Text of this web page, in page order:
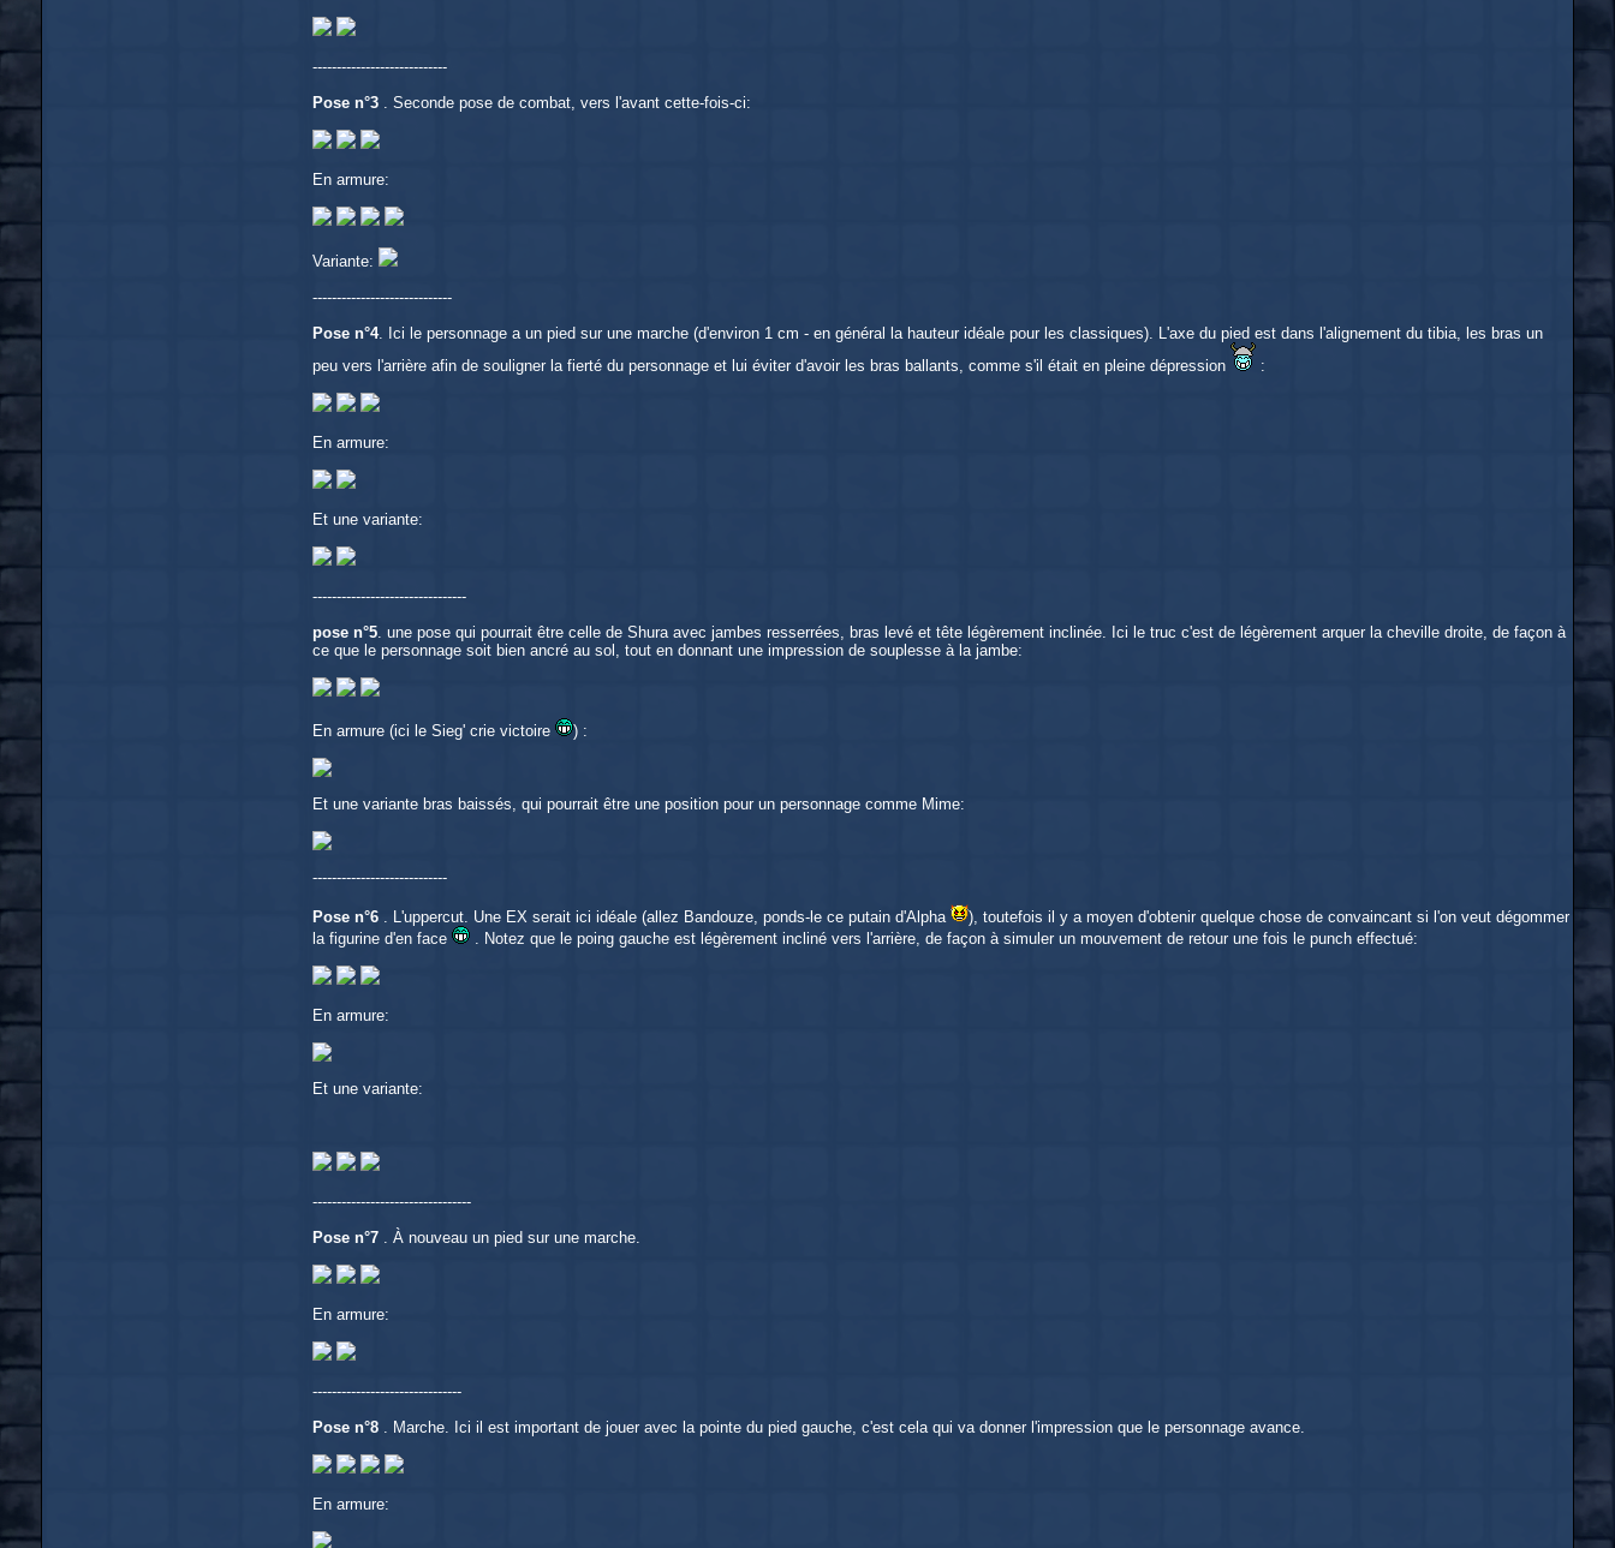
----------------------------
Pose n°3 . Seconde pose de combat, vers l'avant cette-fois-ci:
En armure:
Variante:
-----------------------------
Pose n°4. Ici le personnage a un pied sur une marche (d'environ 1 cm - en général la hauteur idéale pour les classiques). L'axe du pied est dans l'alignement du tibia, les bras un
peu vers l'arrière afin de souligner la fierté du personnage et lui éviter d'avoir les bras ballants, comme s'il était en pleine dépression
:
En armure:
Et une variante:
--------------------------------
pose n°5. une pose qui pourrait être celle de Shura avec jambes resserrées, bras levé et tête légèrement inclinée. Ici le truc c'est de légèrement arquer la cheville droite, de façon à
ce que le personnage soit bien ancré au sol, tout en donnant une impression de souplesse à la jambe:
En armure (ici le Sieg' crie victoire ) :
Et une variante bras baissés, qui pourrait être une position pour un personnage comme Mime:
----------------------------
Pose n°6 . L'uppercut. Une EX serait ici idéale (allez Bandouze, ponds-le ce putain d'Alpha
), toutefois il y a moyen d'obtenir quelque chose de convaincant si l'on veut dégommer
la figurine d'en face
. Notez que le poing gauche est légèrement incliné vers l'arrière, de façon à simuler un mouvement de retour une fois le punch effectué:
En armure:
Et une variante:
---------------------------------
Pose n°7 . À nouveau un pied sur une marche.
En armure:
-------------------------------
Pose n°8 . Marche. Ici il est important de jouer avec la pointe du pied gauche, c'est cela qui va donner l'impression que le personnage avance.
En armure: